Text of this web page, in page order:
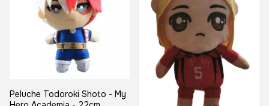
Peluche Todoroki Shoto - My